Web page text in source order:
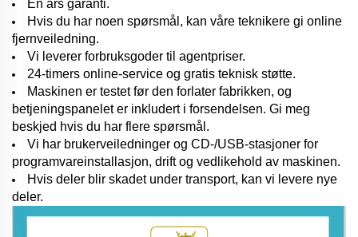
Én års garanti.
Hvis du har noen spørsmål, kan våre teknikere gi online
fjernveiledning.
Vi leverer forbruksgoder til agentpriser.
24-timers online-service og gratis teknisk støtte.
Maskinen er testet før den forlater fabrikken, og
betjeningspanelet er inkludert i forsendelsen. Gi meg
beskjed hvis du har flere spørsmål.
Vi har brukerveiledninger og CD-/USB-stasjoner for
programvareinstallasjon, drift og vedlikehold av maskinen.
Hvis deler blir skadet under transport, kan vi levere nye
deler.